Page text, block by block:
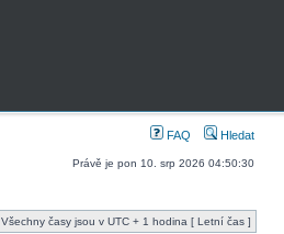
FAQ Hledat
Právě je pon 10. srp 2026 04:50:30
Všechny časy jsou v UTC + 1 hodina [ Letní čas ]